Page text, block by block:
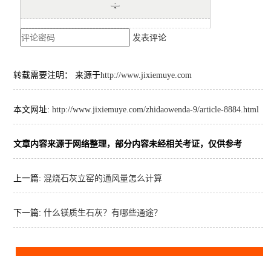
发表评论
转载需要注明： 来源于http://www.jixiemuye.com
本文网址: http://www.jixiemuye.com/zhidaowenda-9/article-8884.html
文章内容来源于网络整理，部分内容未经相关考证，仅供参考
上一篇: 混烧石灰立窑的通风量怎么计算
下一篇: 什么镁质生石灰？有哪些通途？